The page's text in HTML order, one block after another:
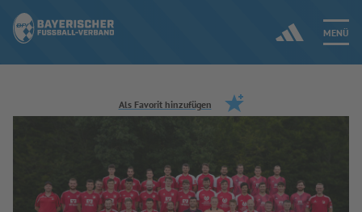
MENÜ
Jetzt einloggen
ERGEBNISSE & WETTBEWERBE
NEUIGKEITEN
Als Favorit hinzufügen